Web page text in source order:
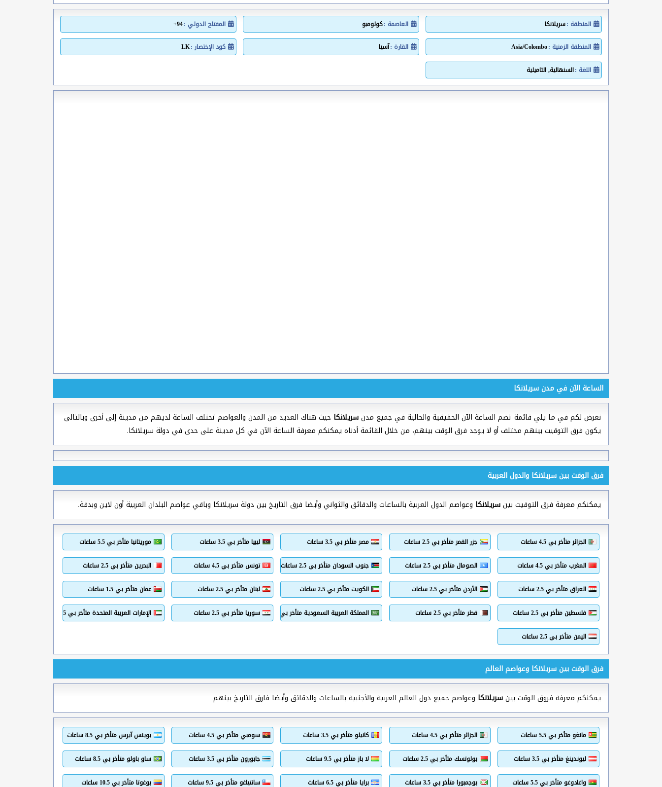
المنطقة :سريلانكا العاصمة :كولومبو المفتاح الدولي :94+
المنطقة الزمنية :Asia/Colombo القارة :آسيا كود الإختصار :LK
اللغة :السنهالية, التاميلية
الساعة الآن في مدن سريلانكا
نعرض لكم في ما يلي قائمة تضم الساعة الآن الحقيقية والحالية في جميع مدنسريلانكا حيث هناك العديد من المدن والعواصم تختلف الساعة لديهم من مدينة إلى أخرى وبالتالى
يكون فرق التوقيت بينهم مختلف أو لا يوجد فرق الوقت بينهم، من خلال القائمة أدناه يمكنكم معرفة الساعة الآن في كل مدينة على حدى في دولة سريلانكا.
فرق الوقت بين سريلانكا والدول العربية
يمكنكم معرفة فرق التوقيت بينسريلانكا وعواصم الدول العربية بالساعات والدقائق والثواني وأيضا فرق التاريخ بين دولة سريلانكا وباقي عواصم البلدان العربية أون لاين وبدقة.
الجزائر متأخر بي 4.5 ساعات جزر القمر متأخر بي 2.5 ساعات مصر متأخر بي 3.5 ساعات ليبيا متأخر بي 3.5 ساعات موريتانيا متأخر بي 5.5 ساعات
المغرب متأخر بي 4.5 ساعات الصومال متأخر بي 2.5 ساعات جنوب السودان متأخر بي 2.5 ساعات تونس متأخر بي 4.5 ساعات البحرين متأخر بي 2.5 ساعات
العراق متأخر بي 2.5 ساعات الأردن متأخر بي 2.5 ساعات الكويت متأخر بي 2.5 ساعات لبنان متأخر بي 2.5 ساعات عمان متأخر بي 1.5 ساعات
فلسطين متأخر بي 2.5 ساعات قطر متأخر بي 2.5 ساعات المملكة العربية السعودية متأخر بي 2.5 ساعات سوريا متأخر بي 2.5 ساعات الإمارات العربية المتحدة متأخر بي 1.5 ساعات
اليمن متأخر بي 2.5 ساعات
فرق الوقت بين سريلانكا وعواصم العالم
يمكنكم معرفة فروق الوقت بينسريلانكا وعواصم جميع دول العالم العربية والأجنبية بالساعات والدقائق وأيضا فارق التاريخ بينهم.
مانغو متأخر بي 5.5 ساعات الجزائر متأخر بي 4.5 ساعات كانيلو متأخر بي 3.5 ساعات سومبي متأخر بي 4.5 ساعات بوينس آيرس متأخر بي 8.5 ساعات
ليوندينغ متأخر بي 3.5 ساعات بولوتسك متأخر بي 2.5 ساعات لا باز متأخر بي 9.5 ساعات جابورون متأخر بي 3.5 ساعات ساو باولو متأخر بي 8.5 ساعات
واغادوغو متأخر بي 5.5 ساعات بوجمبورا متأخر بي 3.5 ساعات برايا متأخر بي 6.5 ساعات سانتياغو متأخر بي 9.5 ساعات بوغوتا متأخر بي 10.5 ساعات